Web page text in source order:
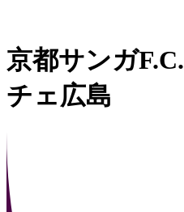
京都サンガF.C.
チェ広島